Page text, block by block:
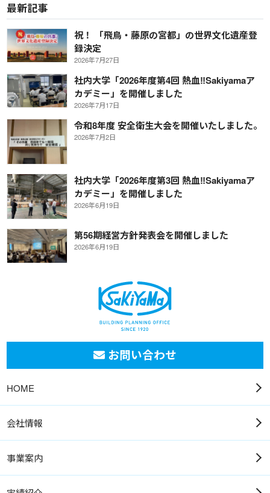
最新記事
祝！ 「飛鳥・藤原の宮都」の世界文化遺産登
録決定
2026年7月27日
社内大学「2026年度第4回 熱血‼Sakiyamaア
カデミー」を開催しました
2026年7月17日
令和8年度 安全衛生大会を開催いたしました。
2026年7月2日
社内大学「2026年度第3回 熱血‼Sakiyamaア
カデミー」を開催しました
2026年6月19日
第56期経営方針発表会を開催しました
2026年6月19日
お問い合わせ
HOME
会社情報
事業案内